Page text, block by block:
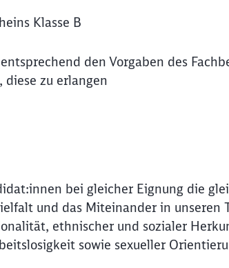
Klasse B
den Vorgaben des
zu erlangen
bei gleicher Eignung die
und das Miteinander in unseren
ethnischer und sozialer
sowie sexueller